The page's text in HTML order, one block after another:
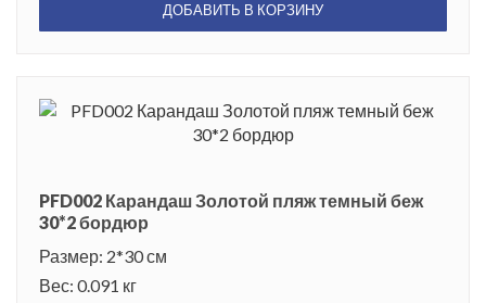
ДОБАВИТЬ В КОРЗИНУ
PFD002 Карандаш Золотой пляж темный беж
30*2 бордюр
Размер: 2*30 см
Вес: 0.091 кг